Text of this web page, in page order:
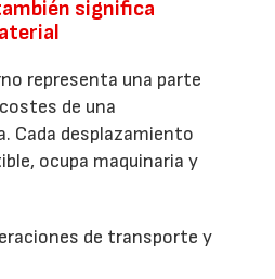
significa
representa una parte
de una
Cada desplazamiento
ocupa maquinaria y
de transporte y